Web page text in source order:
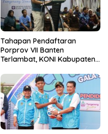
Tahapan Pendaftaran
Porprov VII Banten
Terlambat, KONI Kabupaten
Kesiapan Panitia